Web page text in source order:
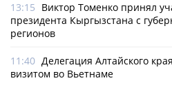
13:15 Виктор Томенко принял
президента Кыргызстана с
регионов
11:40 Делегация Алтайского
визитом во Вьетнаме